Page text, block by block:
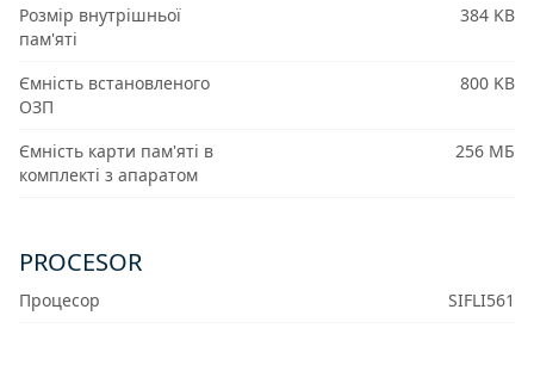
Розмір внутрішньої
пам'яті
384 KB
Ємність встановленого
ОЗП
800 KB
Ємність карти пам'яті в
комплекті з апаратом
256 МБ
PROCESOR
Процесор SIFLI561